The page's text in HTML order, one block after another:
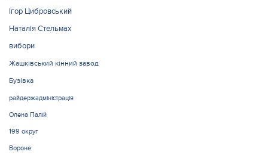
Ігор Цибровський
Наталія Стельмах
вибори
Жашківський кінний завод
Бузівка
райдержадміністрація
Олена Палій
199 округ
Вороне